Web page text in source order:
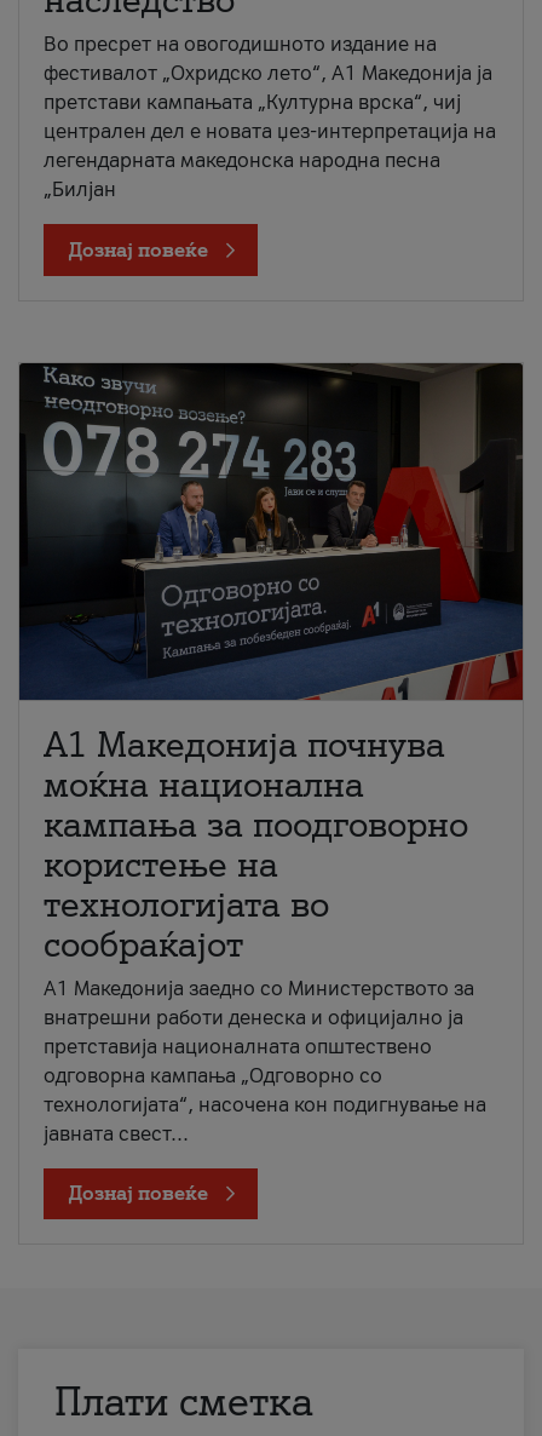
Во пресрет на овогодишното издание на
фестивалот „Охридско лето“, А1 Македонија ја
претстави кампањата „Културна врска“, чиј
централен дел е новата џез-интерпретација на
легендарната македонска народна песна
„Билјан
Дознај повеќе
A1 Македонија почнува
моќна национална
кампања за поодговорно
користење на
технологијата во
сообраќајот
A1 Македонија заедно со Министерството за
внатрешни работи денеска и официјално ја
претставија националната општествено
одговорна кампања „Одговорно со
технологијата“, насочена кон подигнување на
јавната свест...
Дознај повеќе
Плати сметка